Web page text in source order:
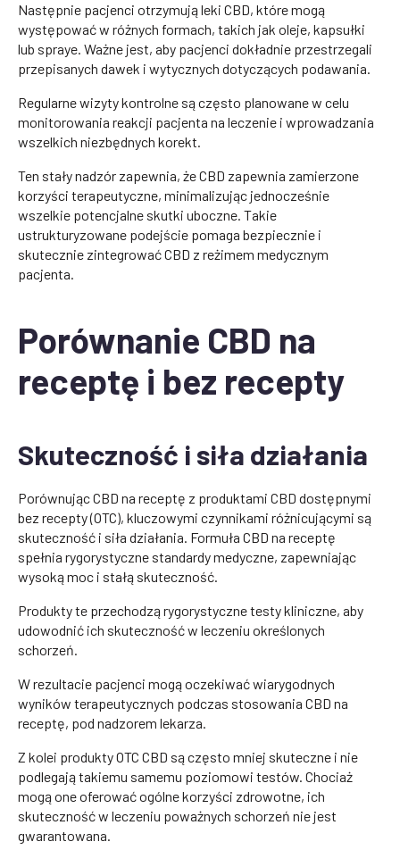
Następnie pacjenci otrzymują leki CBD, które mogą
występować w różnych formach, takich jak oleje, kapsułki
lub spraye. Ważne jest, aby pacjenci dokładnie przestrzegali
przepisanych dawek i wytycznych dotyczących podawania.
Regularne wizyty kontrolne są często planowane w celu
monitorowania reakcji pacjenta na leczenie i wprowadzania
wszelkich niezbędnych korekt.
Ten stały nadzór zapewnia, że CBD zapewnia zamierzone
korzyści terapeutyczne, minimalizując jednocześnie
wszelkie potencjalne skutki uboczne. Takie
ustrukturyzowane podejście pomaga bezpiecznie i
skutecznie zintegrować CBD z reżimem medycznym
pacjenta.
Porównanie CBD na
receptę i bez recepty
Skuteczność i siła działania
Porównując CBD na receptę z produktami CBD dostępnymi
bez recepty (OTC), kluczowymi czynnikami różnicującymi są
skuteczność i siła działania. Formuła CBD na receptę
spełnia rygorystyczne standardy medyczne, zapewniając
wysoką moc i stałą skuteczność.
Produkty te przechodzą rygorystyczne testy kliniczne, aby
udowodnić ich skuteczność w leczeniu określonych
schorzeń.
W rezultacie pacjenci mogą oczekiwać wiarygodnych
wyników terapeutycznych podczas stosowania CBD na
receptę, pod nadzorem lekarza.
Z kolei produkty OTC CBD są często mniej skuteczne i nie
podlegają takiemu samemu poziomowi testów. Chociaż
mogą one oferować ogólne korzyści zdrowotne, ich
skuteczność w leczeniu poważnych schorzeń nie jest
gwarantowana.